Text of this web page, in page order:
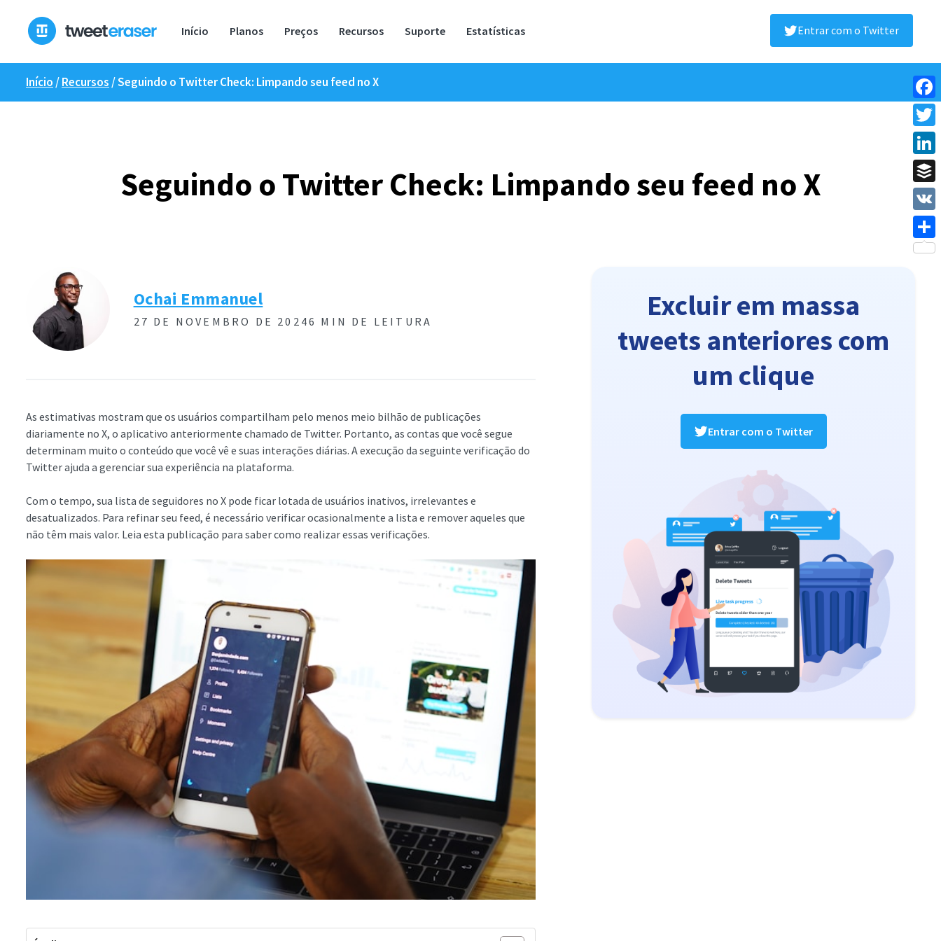
conteúdo
Início Planos Preços Recursos Suporte Estatísticas Entrar com o Twitter
Início /Recursos /Seguindo o Twitter Check: Limpando seu feed no X
Seguindo o Twitter Check: Limpando seu feed no X
Ochai Emmanuel
27 DE NOVEMBRO DE 20246 MIN DE LEITURA
As estimativas mostram que os usuários compartilham pelo menos meio bilhão de publicações
diariamente no X, o aplicativo anteriormente chamado de Twitter. Portanto, as contas que você segue
determinam muito o conteúdo que você vê e suas interações diárias. A execução da seguinte verificação do
Twitter ajuda a gerenciar sua experiência na plataforma.
Com o tempo, sua lista de seguidores no X pode ficar lotada de usuários inativos, irrelevantes e
desatualizados. Para refinar seu feed, é necessário verificar ocasionalmente a lista e remover aqueles que
não têm mais valor. Leia esta publicação para saber como realizar essas verificações.
Excluir em massa
tweets anteriores com
um clique
Entrar com o Twitter
VK